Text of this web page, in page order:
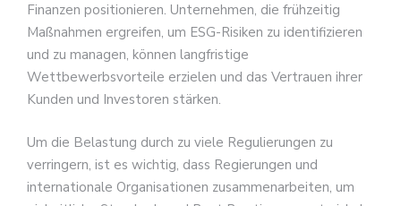
Finanzen positionieren. Unternehmen, die frühzeitig
Maßnahmen ergreifen, um ESG-Risiken zu identifizieren
und zu managen, können langfristige
Wettbewerbsvorteile erzielen und das Vertrauen ihrer
Kunden und Investoren stärken.
Um die Belastung durch zu viele Regulierungen zu
verringern, ist es wichtig, dass Regierungen und
internationale Organisationen zusammenarbeiten, um